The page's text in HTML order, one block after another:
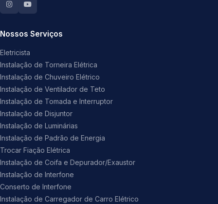
Nossos Serviços
Eletricista
Instalação de Torneira Elétrica
Instalação de Chuveiro Elétrico
Instalação de Ventilador de Teto
Instalação de Tomada e Interruptor
Instalação de Disjuntor
Instalação de Luminárias
Instalação de Padrão de Energia
Trocar Fiação Elétrica
Instalação de Coifa e Depurador/Exaustor
Instalação de Interfone
Conserto de Interfone
Instalação de Carregador de Carro Elétrico